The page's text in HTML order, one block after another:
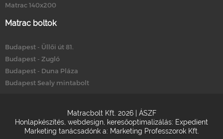
Matrac 140x200
Matrac boltok
Budapest - Üllői út 81.
Budapest - Zugló
Budapest - Duna Pláza
Budapest Sealy mintabolt
Matracbolt Kft. 2026 | ÁSZF
Honlapkészítés webdesign keresőoptimalizálás: Expedient
Marketing tanácsadónk a: Marketing Professzorok Kft.